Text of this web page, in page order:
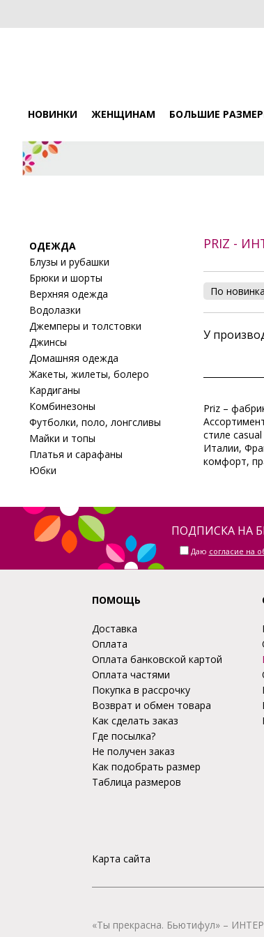
НОВИНКИ ЖЕНЩИНАМ БОЛЬШИЕ
ОДЕЖДА
Блузы и рубашки
Брюки и шорты
Верхняя одежда
Водолазки
Джемперы и толстовки
Джинсы
Домашняя одежда
Жакеты, жилеты, болеро
Кардиганы
Комбинезоны
Футболки, поло, лонгсливы
Майки и топы
Платья и сарафаны
Юбки
PRIZ -
По
У
Priz –
стиле
Италии,
комфорт,
ПОДПИСКА НА
Даю согласие на
ПОМОЩЬ
Доставка
Оплата
Оплата банковской картой
Оплата частями
Покупка в рассрочку
Возврат и обмен товара
Как сделать заказ
Где посылка?
Не получен заказ
Как подобрать размер
Таблица размеров
Карта сайта
«Ты прекрасна. Бьютифул» –